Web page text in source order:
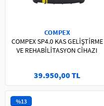
COMPEX
COMPEX SP4.0 KAS GELİŞTİRME
VE REHABİLİTASYON CİHAZI
39.950,00 TL
%13